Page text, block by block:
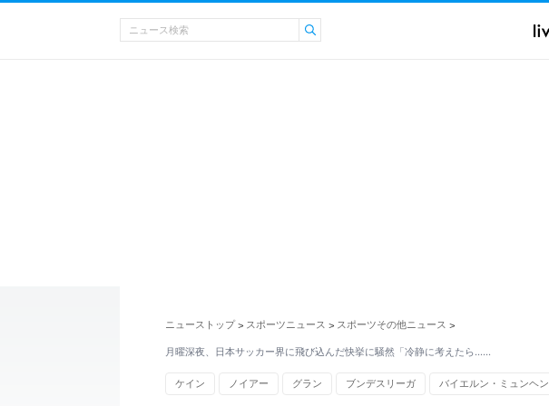
ニューストップ > スポーツニュース > スポーツその他ニュース >
月曜深夜、日本サッカー界に飛び込んだ快挙に騒然「冷静に考えたら……
ケイン ノイアー グラン ブンデスリーガ バイエルン・ミュンヘン